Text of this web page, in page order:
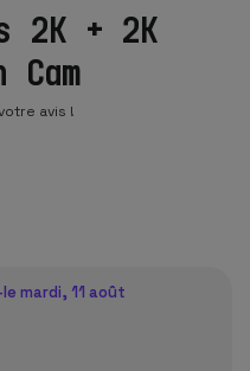
2K + 2K
avis !
mardi, 11 août